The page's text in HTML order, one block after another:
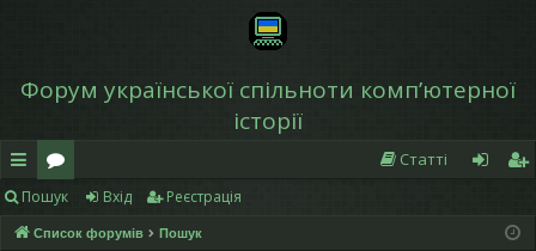
Форум української спільноти компʼютерної
історії
в
и
о
ру
Статті
ст
Пошук Вхід Реєстрація
Список форумів Пошук